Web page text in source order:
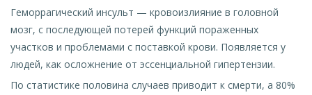
Геморрагический инсульт — кровоизлияние в головной
мозг, с последующей потерей функций пораженных
участков и проблемами с поставкой крови. Появляется у
людей, как осложнение от эссенциальной гипертензии.
По статистике половина случаев приводит к смерти, а 80%